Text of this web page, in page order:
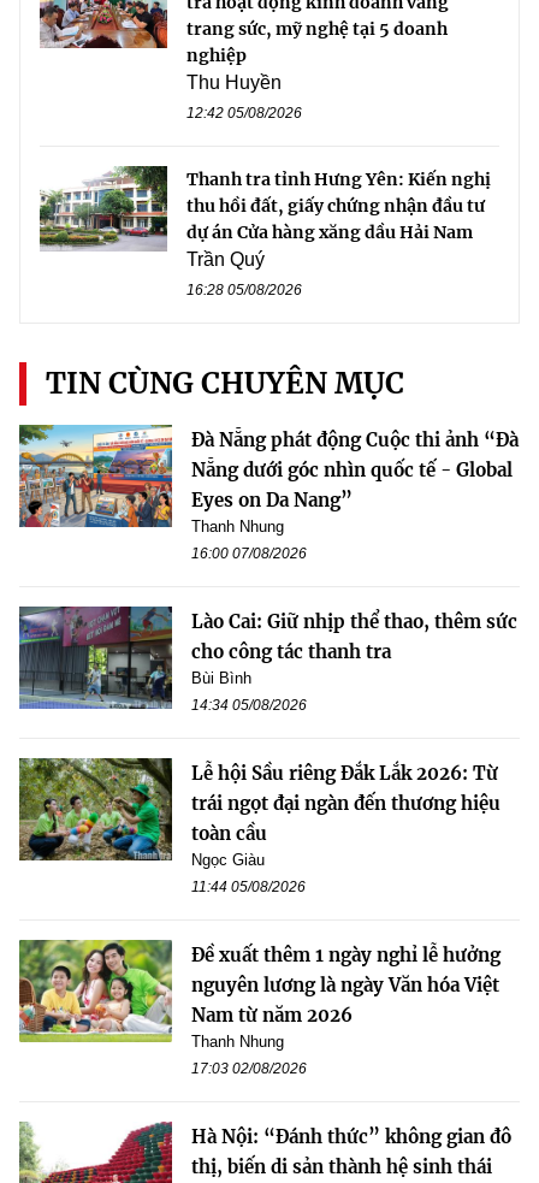
trang sức, mỹ nghệ tại 5 doanh
nghiệp
Thu Huyền
12:42 05/08/2026
Thanh tra tỉnh Hưng Yên: Kiến nghị
thu hồi đất, giấy chứng nhận đầu tư
dự án Cửa hàng xăng dầu Hải Nam
Trần Quý
16:28 05/08/2026
TIN CÙNG CHUYÊN MỤC
Đà Nẵng phát động Cuộc thi ảnh “Đà
Nẵng dưới góc nhìn quốc tế - Global
Eyes on Da Nang”
Thanh Nhung
16:00 07/08/2026
Lào Cai: Giữ nhịp thể thao, thêm sức
cho công tác thanh tra
Bùi Bình
14:34 05/08/2026
Lễ hội Sầu riêng Đắk Lắk 2026: Từ
trái ngọt đại ngàn đến thương hiệu
toàn cầu
Ngọc Giàu
11:44 05/08/2026
Đề xuất thêm 1 ngày nghỉ lễ hưởng
nguyên lương là ngày Văn hóa Việt
Nam từ năm 2026
Thanh Nhung
17:03 02/08/2026
Hà Nội: “Đánh thức” không gian đô
thị, biến di sản thành hệ sinh thái